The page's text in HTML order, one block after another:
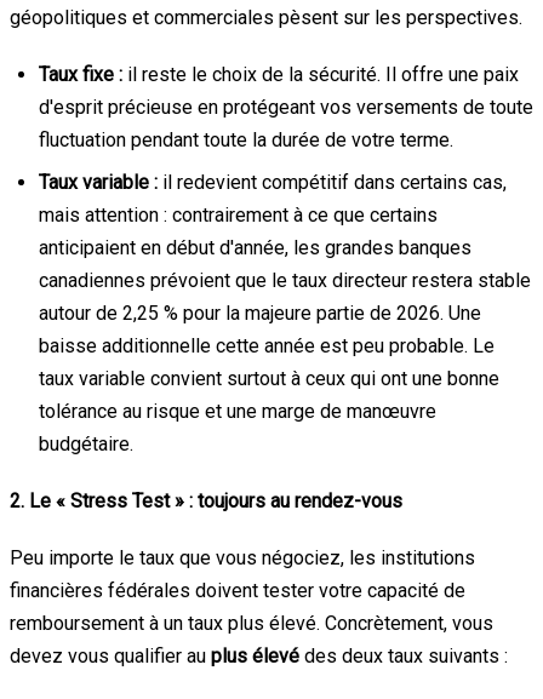
géopolitiques et commerciales pèsent sur les perspectives.
Taux fixe : il reste le choix de la sécurité. Il offre une paix
d'esprit précieuse en protégeant vos versements de toute
fluctuation pendant toute la durée de votre terme.
Taux variable : il redevient compétitif dans certains cas,
mais attention : contrairement à ce que certains
anticipaient en début d'année, les grandes banques
canadiennes prévoient que le taux directeur restera stable
autour de 2,25 % pour la majeure partie de 2026. Une
baisse additionnelle cette année est peu probable. Le
taux variable convient surtout à ceux qui ont une bonne
tolérance au risque et une marge de manœuvre
budgétaire.
2. Le « Stress Test » : toujours au rendez-vous
Peu importe le taux que vous négociez, les institutions
financières fédérales doivent tester votre capacité de
remboursement à un taux plus élevé. Concrètement, vous
devez vous qualifier au plus élevé des deux taux suivants :